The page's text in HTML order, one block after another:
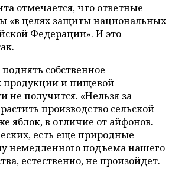
отмечается, что ответные
«в целях защиты национальных
Федерации». И это
собственное
продукции и пищевой
получится. «Нельзя за
производство сельской
яблок, в отличие от айфонов.
есть еще природные
немедленного подъема нашего
естественно, не произойдет.